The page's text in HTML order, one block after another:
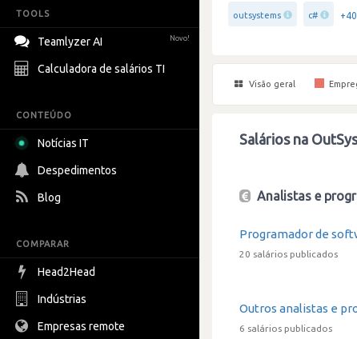
TOOLS
Teamlyzer AI Novo!
Calculadora de salários TI
CONTEÚDO
Notícias IT
Despedimentos
Blog
COMPARAR
Head2Head
Indústrias
Empresas remote
outsystems c# +40
Visão geral
Salários na
Analistas e
Programador de
20 salários publicados
Outros analistas e
6 salários publicados